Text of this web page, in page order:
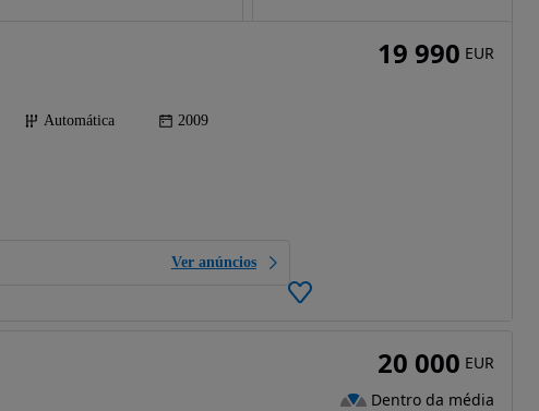
Automática 2009
Ver anúncios
19 990 EUR
20 000 EUR
Dentro da média